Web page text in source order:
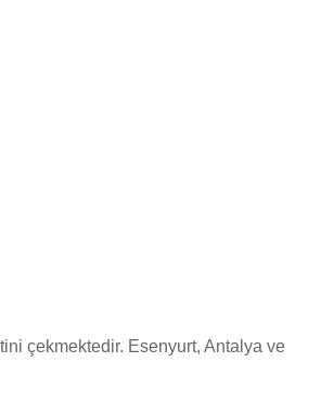
çekmektedir. Esenyurt, Antalya ve